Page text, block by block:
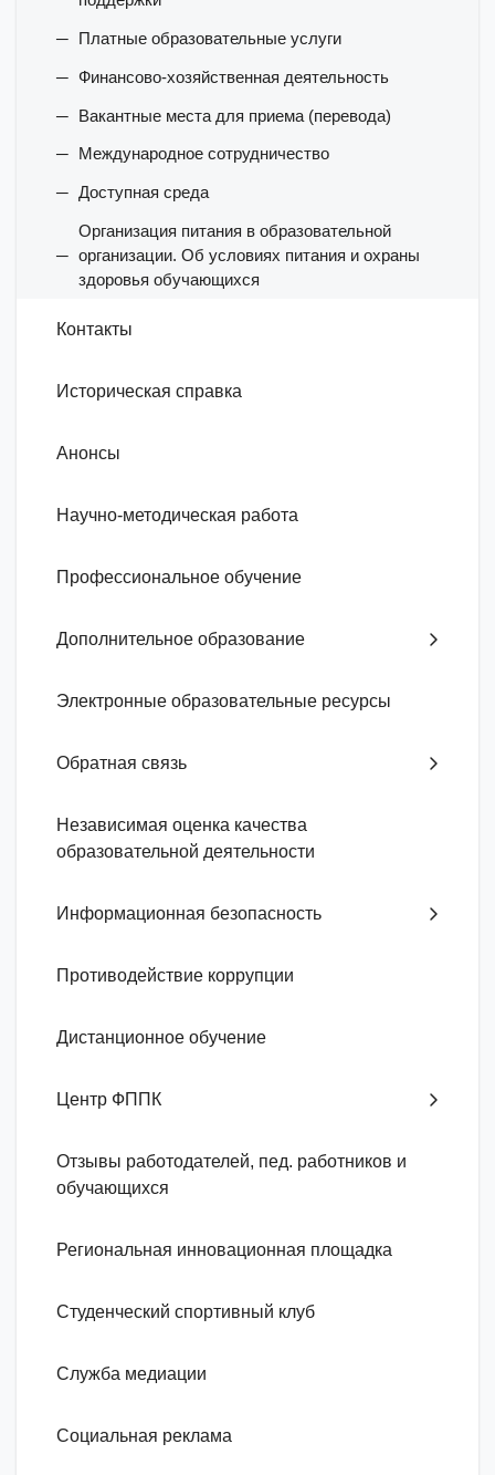
Платные образовательные услуги
Финансово-хозяйственная деятельность
Вакантные места для приема (перевода)
Международное сотрудничество
Доступная среда
Организация питания в образовательной
организации. Об условиях питания и охраны
здоровья обучающихся
Контакты
Историческая справка
Анонсы
Научно-методическая работа
Профессиональное обучение
Дополнительное образование
Электронные образовательные ресурсы
Обратная связь
Независимая оценка качества
образовательной деятельности
Информационная безопасность
Противодействие коррупции
Дистанционное обучение
Центр ФППК
Отзывы работодателей, пед. работников и
обучающихся
Региональная инновационная площадка
Студенческий спортивный клуб
Служба медиации
Социальная реклама